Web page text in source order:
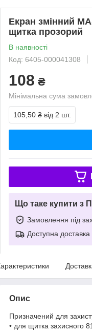
Екран змінний
щитка прозорий
В наявності
Код: 6405-000041308
108 ₴
Мінімальна сума
105,50 ₴ від 2 шт.
Що таке купити з
Замовлення під
Доступна доставка
Опис
Призначений для
• для щитка захисного